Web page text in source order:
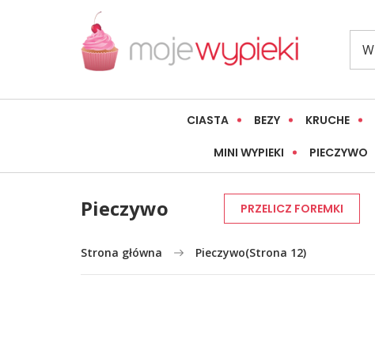
CIASTA BEZY KRUCHE
MINI WYPIEKI PIECZYWO
Pieczywo PRZELICZ FOREMKI
Strona główna Pieczywo(Strona 12)